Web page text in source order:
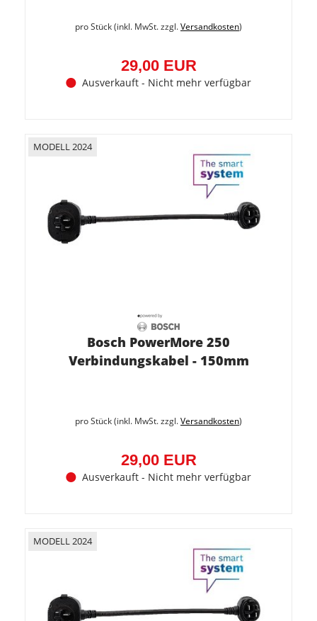
pro Stück (inkl. MwSt. zzgl.Versandkosten)
29,00 EUR
Ausverkauft - Nicht mehr verfügbar
MODELL 2024
Bosch PowerMore 250
Verbindungskabel - 150mm
pro Stück (inkl. MwSt. zzgl.Versandkosten)
29,00 EUR
Ausverkauft - Nicht mehr verfügbar
MODELL 2024